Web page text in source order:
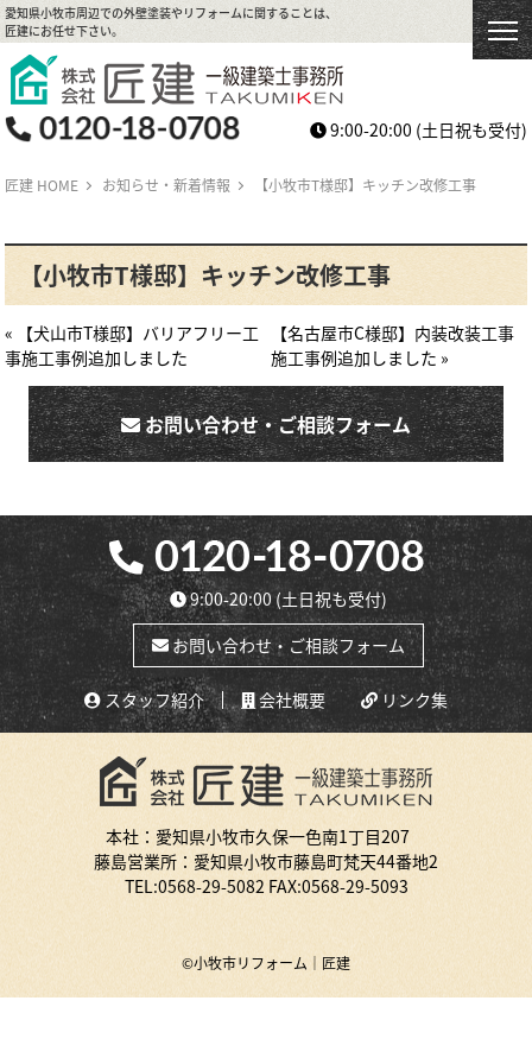
愛知県小牧市周辺での外壁塗装やリフォームに関することは、
匠建にお任せ下さい。
9:00-20:00 (土日祝も受付)
匠建 HOME お知らせ・新着情報 【小牧市T様邸】キッチン改修工事
【小牧市T様邸】キッチン改修工事
« 【犬山市T様邸】バリアフリー工
事施工事例追加しました
【名古屋市C様邸】内装改装工事
施工事例追加しました »
お問い合わせ・ご相談フォーム
9:00-20:00(土日祝も受付)
お問い合わせ・ご相談フォーム
スタッフ紹介 会社概要 リンク集
本社：愛知県小牧市久保一色南1丁目207
藤島営業所：愛知県小牧市藤島町梵天44番地2
TEL:0568-29-5082 FAX:0568-29-5093
©小牧市リフォーム｜匠建